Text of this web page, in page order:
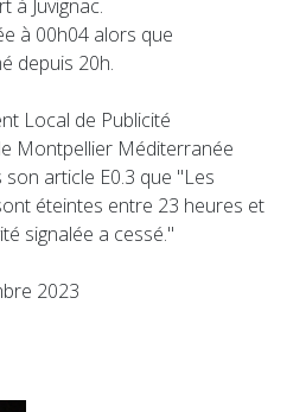
à Juvignac.
à 00h04 alors que
depuis 20h.
Local de Publicité
Montpellier Méditerranée
article E0.3 que "Les
éteintes entre 23 heures et
signalée a cessé."
2023